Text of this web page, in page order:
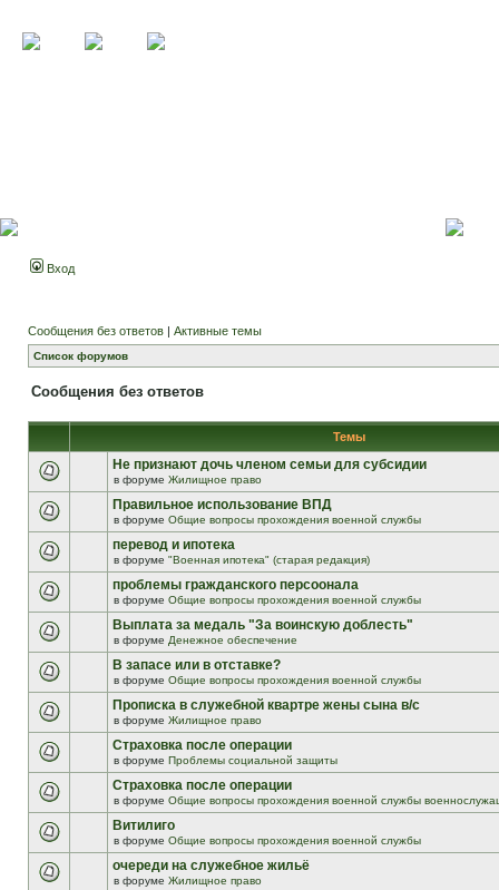
Вход
Сообщения без ответов | Активные темы
Список форумов
Сообщения без ответов
Темы
Не признают дочь членом семьи для субсидии
в форуме Жилищное право
Правильное использование ВПД
в форуме Общие вопросы прохождения военной службы
перевод и ипотека
в форуме "Военная ипотека" (старая редакция)
проблемы гражданского персоонала
в форуме Общие вопросы прохождения военной службы
Выплата за медаль "За воинскую доблесть"
в форуме Денежное обеспечение
В запасе или в отставке?
в форуме Общие вопросы прохождения военной службы
Прописка в служебной квартре жены сына в/с
в форуме Жилищное право
Страховка после операции
в форуме Проблемы социальной защиты
Страховка после операции
в форуме Общие вопросы прохождения военной службы
Витилиго
в форуме Общие вопросы прохождения военной службы
очереди на служебное жильё
в форуме Жилищное право